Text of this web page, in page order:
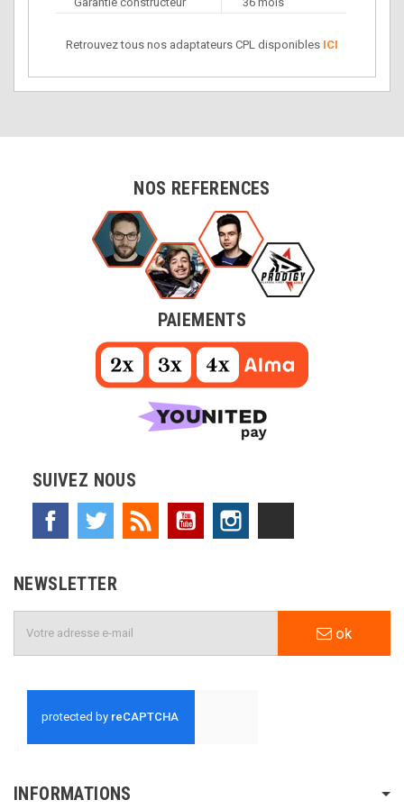
Retrouvez tous nos adaptateurs CPL disponibles ICI
NOS REFERENCES
PAIEMENTS
SUIVEZ NOUS
Facebook Twitter Rss YouTube
NEWSLETTER
ok
INFORMATIONS